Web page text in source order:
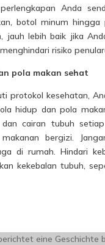
Anda
botol minum hingga
jauh lebih baik jika
risiko
pola makan sehat
protokol kesehatan,
hidup dan pola
cairan tubuh
makanan bergizi.
di rumah. Hindari
kekebalan tubuh,
eine Geschichte